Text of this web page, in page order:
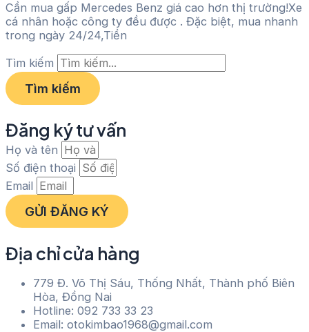
Cần mua gấp Mercedes Benz giá cao hơn thị trường!Xe
cá nhân hoặc công ty đều được . Đặc biệt, mua nhanh
trong ngày 24/24,Tiền
Tìm kiếm
Tìm kiếm
Đăng ký tư vấn
Họ và tên
Số điện thoại
Email
GỬI ĐĂNG KÝ
Địa chỉ cửa hàng
779 Đ. Võ Thị Sáu, Thống Nhất, Thành phố Biên
Hòa, Đồng Nai
Hotline: 092 733 33 23
Email: otokimbao1968@gmail.com